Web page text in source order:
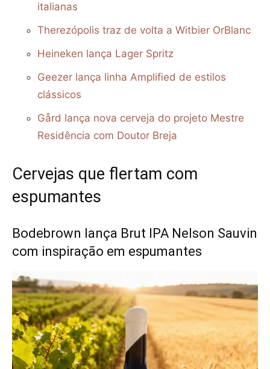
italianas
Therezópolis traz de volta a Witbier OrBlanc
Heineken lança Lager Spritz
Geezer lança linha Amplified de estilos
clássicos
Gård lança nova cerveja do projeto Mestre
Residência com Doutor Breja
Cervejas que flertam com
espumantes
Bodebrown lança Brut IPA Nelson Sauvin
com inspiração em espumantes